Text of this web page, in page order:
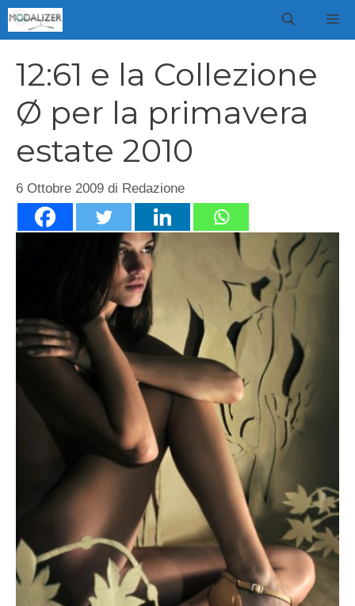
Vai
al
12:61 e la Collezione
Ø per la primavera
estate 2010
6 Ottobre 2009 di Redazione